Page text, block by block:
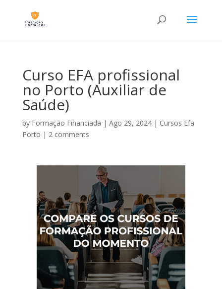
Curso EFA profissional
no Porto (Auxiliar de
Saúde)
by Formação Financiada | Ago 29, 2024| Cursos Efa
Porto | 2 comments